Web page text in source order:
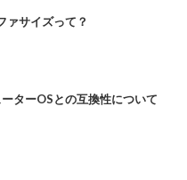
ァサイズって？
ターOSとの互換性について